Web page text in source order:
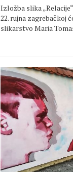
Izložba slika
22. rujna zagrebačkoj
slikarstvo Maria